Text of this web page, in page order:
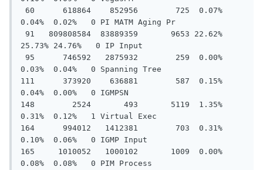
0.04%  0.02%   0 PI MATM Aging Pr
25.73% 24.76%   0 IP Input
0.03%  0.04%   0 Spanning Tree
111      373920    636881        587  0.15%
0.04%  0.00%   0 IGMPSN
148        2524       493       5119  1.35%
0.31%  0.12%   1 Virtual Exec
164      994012   1412381        703  0.31%
0.10%  0.06%   0 IGMP Input
165     1010052   1000102       1009  0.00%
0.08%  0.08%   0 PIM Process